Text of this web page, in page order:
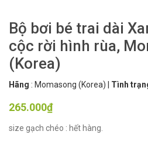
Bộ bơi bé trai dài
cộc rời hình rùa,
(Korea)
Hãng : Momasong (Korea) Tình
265.000₫
size gạch chéo : hết hàng.